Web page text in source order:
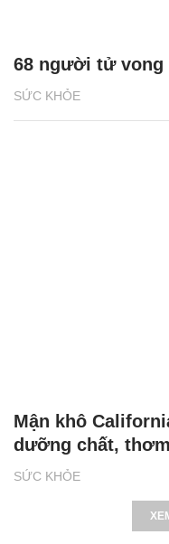
SỨC KHỎE
68 người tử vong
SỨC KHỎE
Mận khô
dưỡng chất,